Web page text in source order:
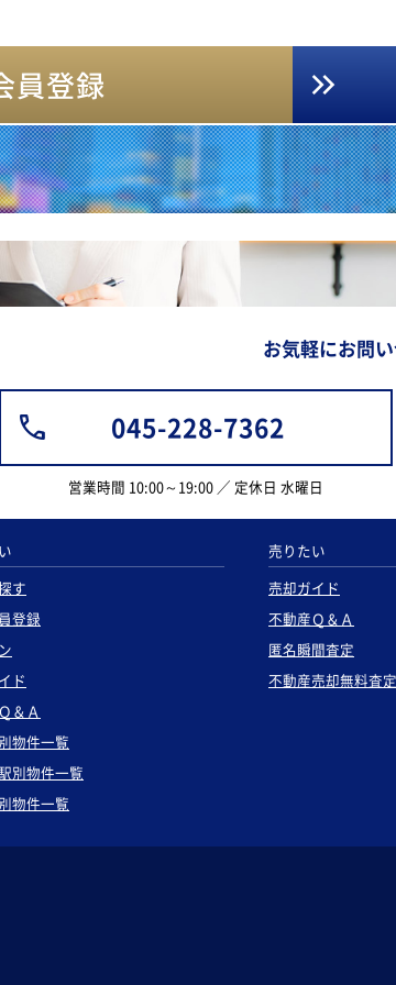
員登録
お気軽にお問
045-228-7362
営業時間 10:00～19:00 ／ 定休日 水曜日
す
登録
ド
＆Ａ
物件一覧
別物件一覧
物件一覧
売りたい
売却ガイド
不動産Ｑ＆Ａ
匿名瞬間査定
不動産売却無料査定